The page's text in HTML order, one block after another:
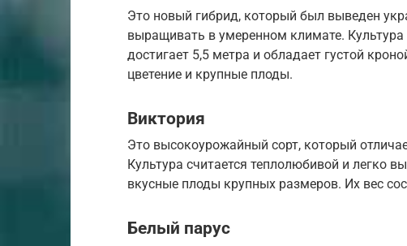
Это новый гибрид, который был выведен
выращивать в умеренном климате. Культура
достигает 5,5 метра и обладает густой
цветение и крупные плоды.
Виктория
Это высокоурожайный сорт, который
Культура считается теплолюбивой и легко
вкусные плоды крупных размеров. Их вес
Белый парус